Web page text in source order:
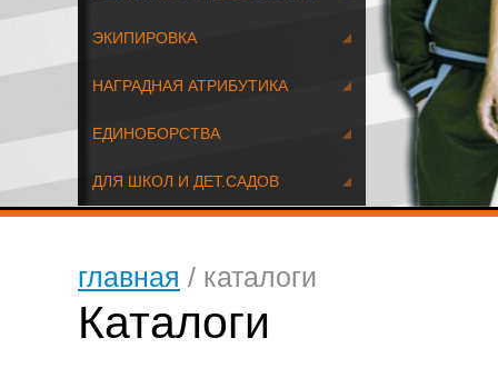
ЭКИПИРОВКА
НАГРАДНАЯ АТРИБУТИКА
ЕДИНОБОРСТВА
ДЛЯ ШКОЛ И ДЕТ.САДОВ
главная / каталоги
Каталоги